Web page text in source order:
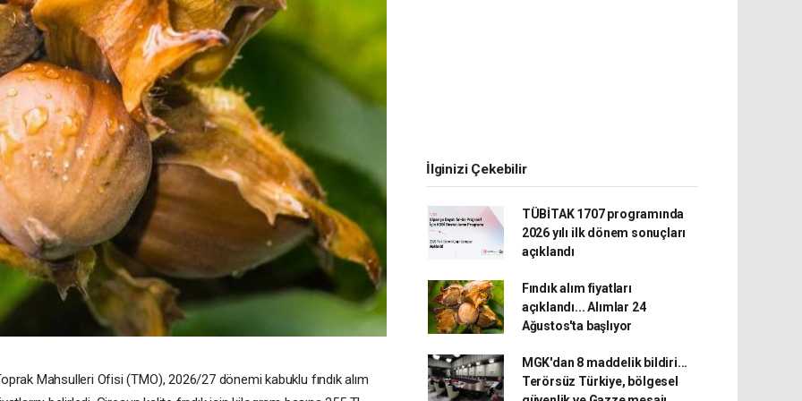
Mahsulleri Ofisi (TMO), 2026/27 dönemi kabuklu fındık alım
İlginizi Çekebilir
TÜBİTAK 1707 programında
2026 yılı ilk dönem sonuçları
açıklandı
Fındık alım fiyatları
açıklandı... Alımlar 24
Ağustos'ta başlıyor
MGK'dan 8 maddelik bildiri...
Terörsüz Türkiye, bölgesel